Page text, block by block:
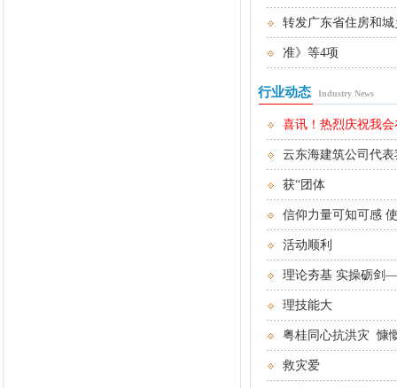
转发广东省住房和
准》等4项
行业动态 Industry News
喜讯！热烈庆祝我会
云东海建筑公司代
获“团体
信仰力量可知可感
活动顺利
理论夯基 实操砺剑
理技能大
粤桂同心抗洪灾 慷
救灾爱